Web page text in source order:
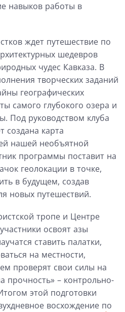
навыков работы в
ждет путешествие по
шедевров
чудес Кавказа. В
творческих заданий
географических
самого глубокого озера и
Под руководством клуба
создана карта
нашей необъятной
программы поставит на
геолокации в точке,
в будущем, создав
новых путешествий.
тропе и Центре
освоят азы
ставить палатки,
на местности,
проверят свои силы на
прочность» – контрольно-
этой подготовки
восхождение по